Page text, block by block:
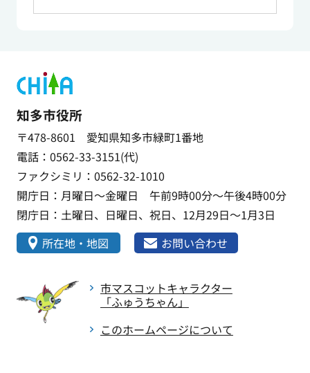
知多市役所
〒478-8601 愛知県知多市緑町1番地
電話：0562-33-3151(代)
ファクシミリ：0562-32-1010
開庁日：月曜日～金曜日 午前9時00分～午後4時00分
閉庁日：土曜日、日曜日、祝日、12月29日～1月3日
所在地・地図
お問い合わせ
市マスコットキャラクター
「ふゅうちゃん」
このホームページについて